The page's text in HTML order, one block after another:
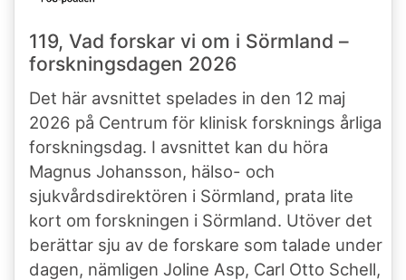
119, Vad forskar vi om i Sörmland –
forskningsdagen 2026
Det här avsnittet spelades in den 12 maj
2026 på Centrum för klinisk forsknings årliga
forskningsdag. I avsnittet kan du höra
Magnus Johansson, hälso- och
sjukvårdsdirektören i Sörmland, prata lite
kort om forskningen i Sörmland. Utöver det
berättar sju av de forskare som talade under
dagen, nämligen Joline Asp, Carl Otto Schell,